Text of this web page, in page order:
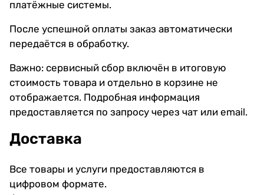
платёжные системы.
После успешной оплаты заказ автоматически
передаётся в обработку.
Важно: сервисный сбор включён в итоговую
стоимость товара и отдельно в корзине не
отображается. Подробная информация
предоставляется по запросу через чат или email.
Доставка
Все товары и услуги предоставляются в
цифровом формате.